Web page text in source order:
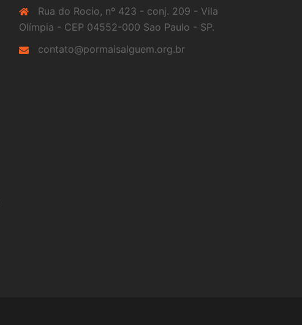
Rua do Rocio, nº 423 - conj. 209 - Vila
Olímpia - CEP 04552-000 Sao Paulo - SP.
contato@pormaisalguem.org.br